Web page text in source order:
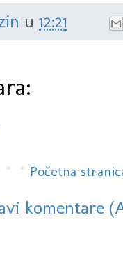
u 12:21
Početna
komentare